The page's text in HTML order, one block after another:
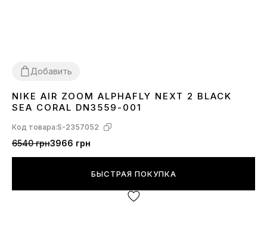
Добавить
3637 38 39 4045
NIKE AIR ZOOM ALPHAFLY NEXT 2 BLACK
SEA CORAL DN3559-001
Код товара:S-2357052
6540 грн3966 грн
БЫСТРАЯ ПОКУПКА